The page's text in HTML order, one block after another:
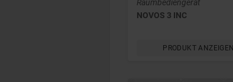
Raumbediengerät
NOVOS 3 INC
PRODUKT ANZEIGEN